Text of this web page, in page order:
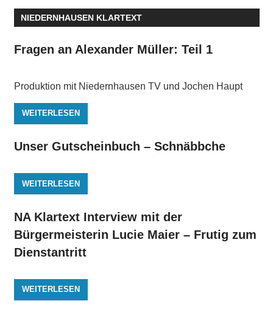
NIEDERNHAUSEN KLARTEXT
Fragen an Alexander Müller: Teil 1
Produktion mit Niedernhausen TV und Jochen Haupt
WEITERLESEN
Unser Gutscheinbuch – Schnäbbche
WEITERLESEN
NA Klartext Interview mit der
Bürgermeisterin Lucie Maier – Frutig zum
Dienstantritt
WEITERLESEN